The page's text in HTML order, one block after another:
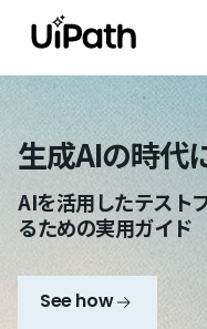
生成AIの時代
AIを活用したテスト
るための実用ガイド
See how